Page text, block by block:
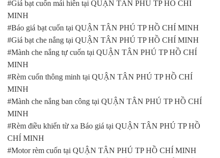
#Giá bạt cuốn mái hiên tại QUẬN TÂN PHÚ TP HỒ CHÍ
MINH
#Báo giá bạt cuốn tại QUẬN TÂN PHÚ TP HỒ CHÍ MINH
#Giá bạt che nắng tại QUẬN TÂN PHÚ TP HỒ CHÍ MINH
#Mành che nắng tự cuốn tại QUẬN TÂN PHÚ TP HỒ CHÍ
MINH
#Rèm cuốn thông minh tại QUẬN TÂN PHÚ TP HỒ CHÍ
MINH
#Mành che nắng ban công tại QUẬN TÂN PHÚ TP HỒ CHÍ
MINH
#Rèm điều khiển từ xa Báo giá tại QUẬN TÂN PHÚ TP HỒ
CHÍ MINH
#Motor rèm cuốn tại QUẬN TÂN PHÚ TP HỒ CHÍ MINH